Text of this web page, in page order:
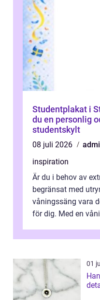
Studentplakat i
du en personlig
studentskylt
08 juli 2026
inspiration
Är du i behov av
begränsat med
våningssäng vara
för dig. Med en
01